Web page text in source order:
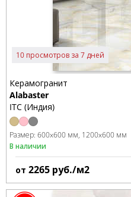
10 просмотров за 7 дней
Керамогранит
Alabaster
ITC (Индия)
Размер: 600x600 мм 1200x600 мм
В наличии
от 2265 руб./м2